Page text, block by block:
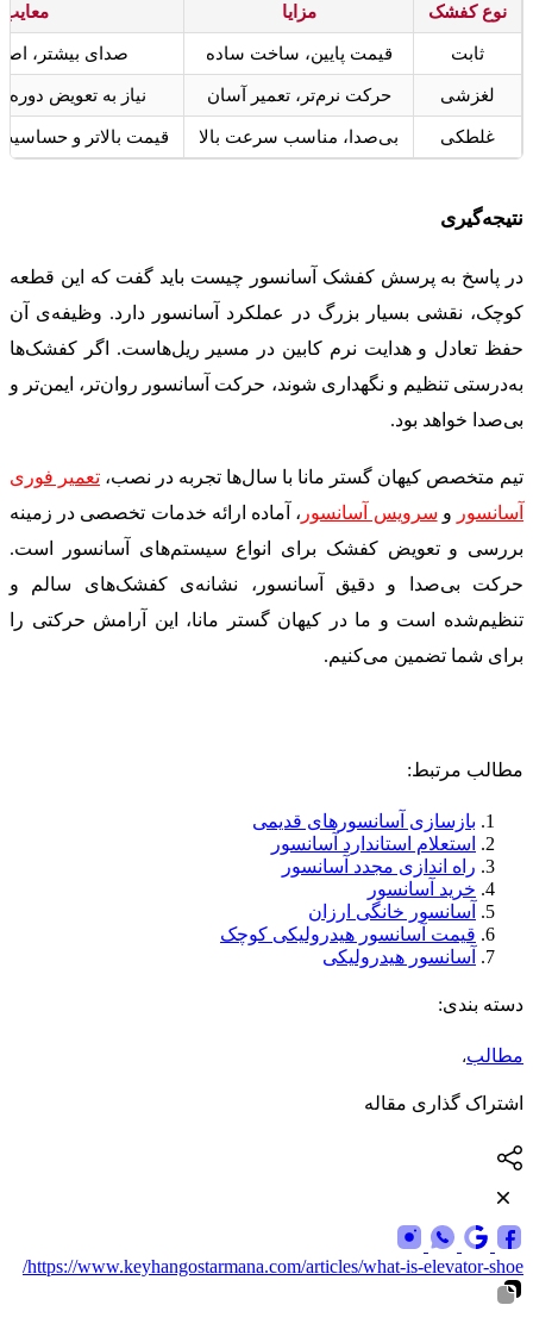
نوع کفشک مزایا معایب
ثابت قیمت پایین، ساخت ساده صدای بیشتر،
لغزشی حرکت نرم‌تر، تعمیر آسان نیاز به تعویض
غلطکی بی‌صدا، مناسب سرعت بالا قیمت بالاتر و
نتیجه‌گیری
در پاسخ به پرسش کفشک آسانسور چیست باید گفت که این قطعه
کوچک، نقشی بسیار بزرگ در عملکرد آسانسور دارد. وظیفه‌ی آن
حفظ تعادل و هدایت نرم کابین در مسیر ریل‌هاست. اگر کفشک‌ها
به‌درستی تنظیم و نگهداری شوند، حرکت آسانسور روان‌تر، ایمن‌تر و
بی‌صدا خواهد بود.
تیم متخصص کیهان گستر مانا با سال‌ها تجربه در نصب، تعمیر فوری
آسانسور و سرویس آسانسور ، آماده ارائه خدمات تخصصی در زمینه
بررسی و تعویض کفشک برای انواع سیستم‌های آسانسور است.
حرکت بی‌صدا و دقیق آسانسور، نشانه‌ی کفشک‌های سالم و
تنظیم‌شده است و ما در کیهان گستر مانا، این آرامش حرکتی را
برای شما تضمین می‌کنیم.
مطالب مرتبط:
بازسازی آسانسورهای قدیمی
استعلام استاندارد آسانسور
راه اندازی مجدد آسانسور
خرید آسانسور
آسانسور خانگی ارزان
قیمت آسانسور هیدرولیکی کوچک
آسانسور هیدرولیکی
دسته بندی:
مطالب،
اشتراک گذاری مقاله
https://www.keyhangostarmana.com/articles/what-is-elevator-shoe/